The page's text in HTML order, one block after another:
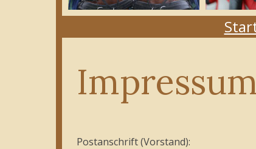
Postanschrift (Vorstand):